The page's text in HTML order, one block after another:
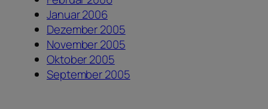
Januar 2006
Dezember 2005
November 2005
Oktober 2005
September 2005